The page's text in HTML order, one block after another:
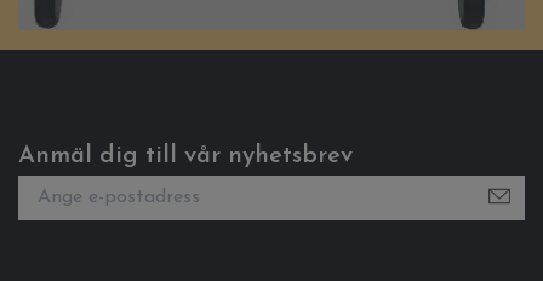
Anmäl dig till vår nyhetsbrev